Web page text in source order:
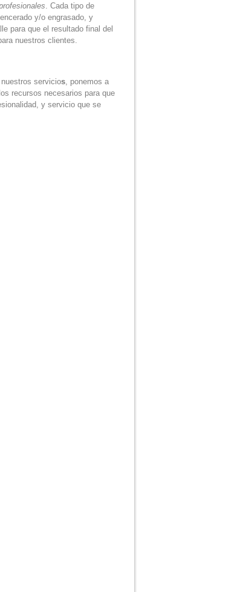
. Cada tipo de
y/o engrasado, y
para que el resultado final del
nuestros clientes.
servicios, ponemos a
recursos necesarios para que
y servicio que se